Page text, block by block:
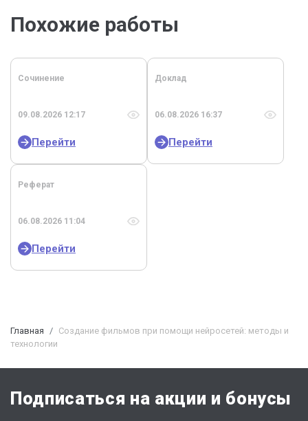
Похожие работы
Сочинение
09.08.2026 12:17
Перейти
Доклад
06.08.2026 16:37
Перейти
Реферат
06.08.2026 11:04
Перейти
Главная
Создание фильмов при помощи нейросетей: методы и
технологии
Подписаться на акции и бонусы